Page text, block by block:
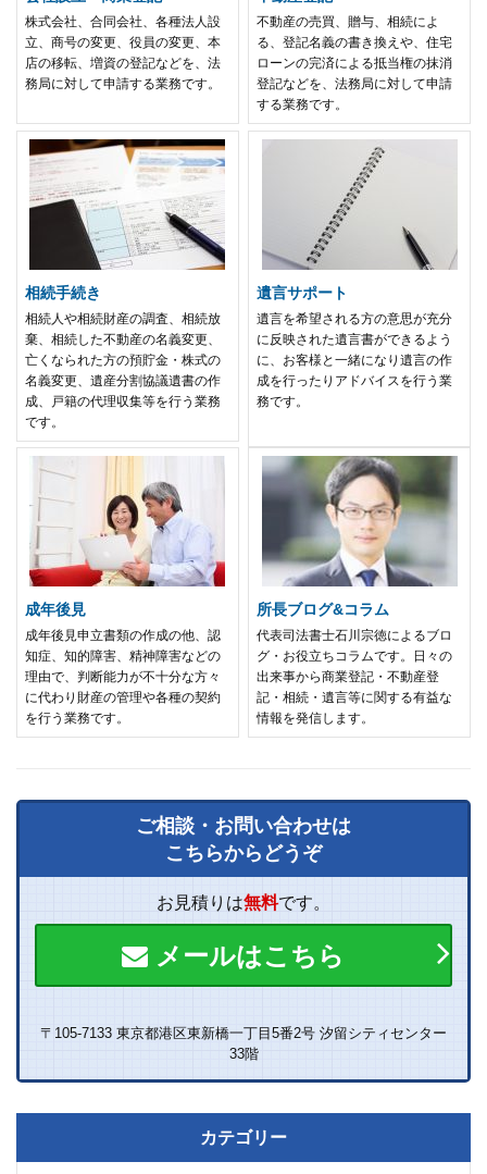
株式会社、合同会社、各種法人設
立、商号の変更、役員の変更、本
店の移転、増資の登記などを、法
務局に対して申請する業務です。
不動産の売買、贈与、相続によ
る、登記名義の書き換えや、住宅
ローンの完済による抵当権の抹消
登記などを、法務局に対して申請
する業務です。
相続手続き
相続人や相続財産の調査、相続放
棄、相続した不動産の名義変更、
亡くなられた方の預貯金・株式の
名義変更、遺産分割協議遺書の作
成、戸籍の代理収集等を行う業務
です。
遺言サポート
遺言を希望される方の意思が充分
に反映された遺言書ができるよう
に、お客様と一緒になり遺言の作
成を行ったりアドバイスを行う業
務です。
成年後見
成年後見申立書類の作成の他、認
知症、知的障害、精神障害などの
理由で、判断能力が不十分な方々
に代わり財産の管理や各種の契約
を行う業務です。
所長ブログ&コラム
代表司法書士石川宗徳によるブロ
グ・お役立ちコラムです。日々の
出来事から商業登記・不動産登
記・相続・遺言等に関する有益な
情報を発信します。
ご相談・お問い合わせは
こちらからどうぞ
お見積りは無料です。
メールはこちら
〒105-7133 東京都港区東新橋一丁目5番2号 汐留シティセンター
33階
カテゴリー